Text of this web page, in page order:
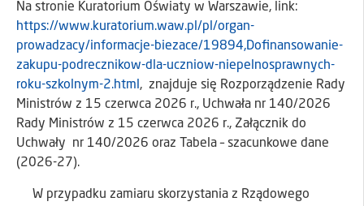
Na stronie Kuratorium Oświaty w Warszawie, link:
https://www.kuratorium.waw.pl/pl/organ-
prowadzacy/informacje-biezace/19894,Dofinansowanie-
zakupu-podrecznikow-dla-uczniow-niepelnosprawnych-
roku-szkolnym-2.html, znajduje się Rozporządzenie Rady
Ministrów z 15 czerwca 2026 r., Uchwała nr 140/2026
Rady Ministrów z 15 czerwca 2026 r., Załącznik do
Uchwały nr 140/2026 oraz Tabela – szacunkowe dane
(2026-27).
W przypadku zamiaru skorzystania z Rządowego